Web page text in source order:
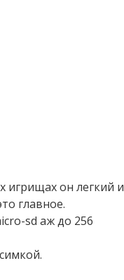
игрищах он легкий и
главное.
sd аж до 256